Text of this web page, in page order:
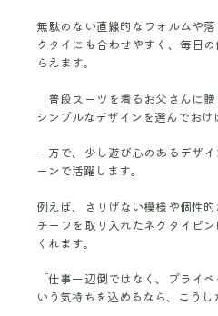
無駄のない直線的なフォルムや
クタイにも合わせやすく、毎日
らえます。
「普段スーツを着るお父さんに
シンプルなデザインを選んでおけ
一方で、少し遊び心のあるデザ
ーンで活躍します。
例えば、さりげない模様や個性
チーフを取り入れたネクタイピ
くれます。
「仕事一辺倒ではなく、プライ
いう気持ちを込めるなら、こうし